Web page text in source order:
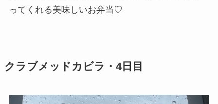
ってくれる美味しいお弁当♡
クラブメッドカビラ・4日目